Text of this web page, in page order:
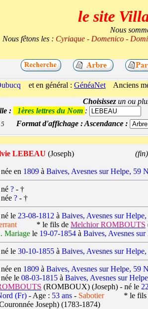
le site
Nous
Nous fêtons les : Cyriaque - Domenico -
et en général : GénéaNet Anciens
Choisissez un ou
:
1ères lettres du Nom :
Format d'affichage : Ascendance :
LEBEAU (Joseph)
en 1809 à Baives, Avesnes sur Helpe, 59
? - †
? - †
le 23-08-1812 à Baives, Avesnes sur
* le fils de Melchior ROMBOUTS
Mariage le 19-07-1854 à Baives, Avesnes
le 30-10-1855 à Baives, Avesnes sur
en 1809 à Baives, Avesnes sur Helpe, 59
le 08-03-1815 à Baives, Avesnes sur
(ROMBOUX) (Joseph) - né le
(Fr) - Age : 53 ans - Sabotier* le fils
Joseph) (1783-1874)